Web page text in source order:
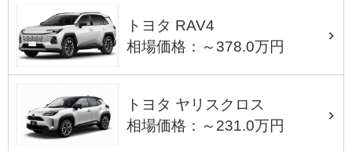
トヨタ RAV4
相場価格：～378.0万円
トヨタ ヤリスクロス
相場価格：～231.0万円